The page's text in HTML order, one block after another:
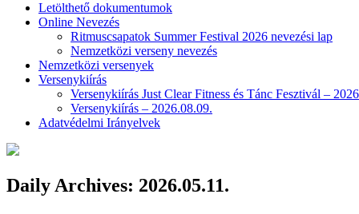
Letölthető dokumentumok
Online Nevezés
Ritmuscsapatok Summer Festival 2026 nevezési lap
Nemzetközi verseny nevezés
Nemzetközi versenyek
Versenykiírás
Versenykiírás Just Clear Fitness és Tánc Fesztivál –
Versenykiírás – 2026.08.09.
Adatvédelmi Irányelvek
Daily Archives: 2026.05.11.